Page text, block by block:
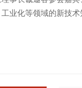
业化等领域的新技